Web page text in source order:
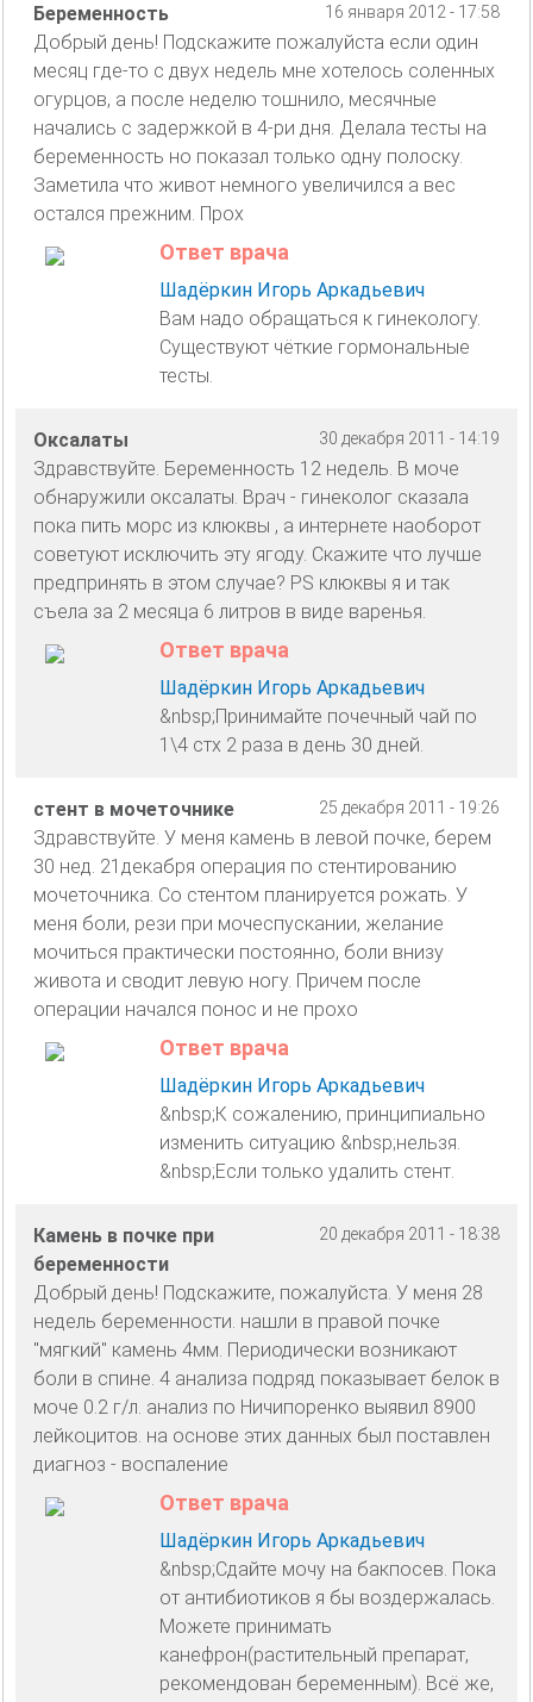
16 января 2012 - 17:58
Беременность
Добрый день! Подскажите пожалуйста если один
месяц где-то с двух недель мне хотелось соленных
огурцов, а после неделю тошнило, месячные
начались с задержкой в 4-ри дня. Делала тесты на
беременность но показал только одну полоску.
Заметила что живот немного увеличился а вес
остался прежним. Прох
Ответ врача
Шадёркин Игорь Аркадьевич
Вам надо обращаться к гинекологу.
Существуют чёткие гормональные
тесты.
30 декабря 2011 - 14:19
Оксалаты
Здравствуйте. Беременность 12 недель. В моче
обнаружили оксалаты. Врач - гинеколог сказала
пока пить морс из клюквы , а интернете наоборот
советуют исключить эту ягоду. Скажите что лучше
предпринять в этом случае? PS клюквы я и так
съела за 2 месяца 6 литров в виде варенья.
Ответ врача
Шадёркин Игорь Аркадьевич
&nbsp;Принимайте почечный чай по
1\4 стх 2 раза в день 30 дней.
25 декабря 2011 - 19:26
стент в мочеточнике
Здравствуйте. У меня камень в левой почке, берем
30 нед. 21декабря операция по стентированию
мочеточника. Со стентом планируется рожать. У
меня боли, рези при мочеспускании, желание
мочиться практически постоянно, боли внизу
живота и сводит левую ногу. Причем после
операции начался понос и не прохо
Ответ врача
Шадёркин Игорь Аркадьевич
&nbsp;К сожалению, принципиально
изменить ситуацию &nbsp;нельзя.
&nbsp;Если только удалить стент.
20 декабря 2011 - 18:38
Камень в почке при
беременности
Добрый день! Подскажите, пожалуйста. У меня 28
недель беременности. нашли в правой почке
"мягкий" камень 4мм. Периодически возникают
боли в спине. 4 анализа подряд показывает белок в
моче 0.2 г/л. анализ по Ничипоренко выявил 8900
лейкоцитов. на основе этих данных был поставлен
диагноз - воспаление
Ответ врача
Шадёркин Игорь Аркадьевич
&nbsp;Сдайте мочу на бакпосев. Пока
от антибиотиков я бы воздержалась.
Можете принимать
канефрон(растительный препарат,
рекомендован беременным). Всё же,